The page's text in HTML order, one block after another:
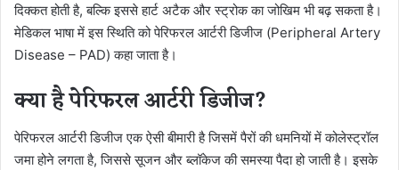
दिक्कत होती है, बल्कि इससे हार्ट अटैक और स्ट्रोक का जोखिम भी बढ़ सकता है।
मेडिकल भाषा में इस स्थिति को पेरिफरल आर्टरी डिजीज (Peripheral Artery
Disease – PAD) कहा जाता है।
क्या है पेरिफरल आर्टरी डिजीज?
पेरिफरल आर्टरी डिजीज एक ऐसी बीमारी है जिसमें पैरों की धमनियों में कोलेस्ट्रॉल
जमा होने लगता है, जिससे सूजन और ब्लॉकेज की समस्या पैदा हो जाती है। इसके